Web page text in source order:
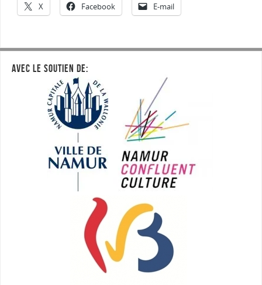
X Facebook E-mail
AVEC LE SOUTIEN DE: